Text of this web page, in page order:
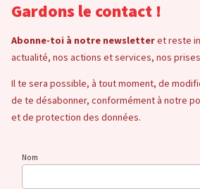
Gardons le contact !
Abonne-toi à notre newsletteret reste
actualité, nos actions et services, nos
Il te sera possible, à tout moment, de
de te désabonner, conformément à notre
et de protection des données.
Nom